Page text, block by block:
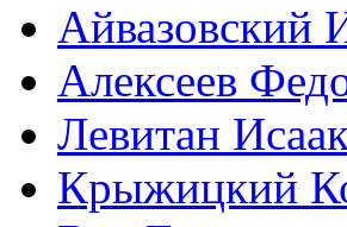
Айвазовский
Алексеев
Левитан Исаак
Крыжицкий